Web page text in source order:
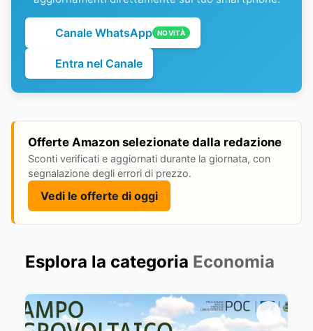
Canale WhatsApp NOVITÀ
Entra nel Canale
Offerte Amazon selezionate dalla redazione
Sconti verificati e aggiornati durante la giornata, con
segnalazione degli errori di prezzo.
Vedi le offerte di oggi
Esplora la categoria Economia